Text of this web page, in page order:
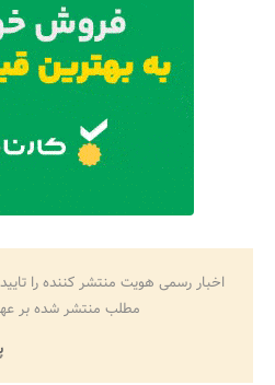
اخبار رسمی هویت منتشر کننده را
مطلب منتشر شده بر